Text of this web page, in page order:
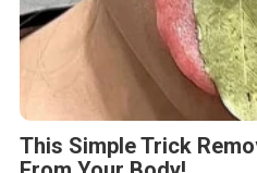
This Simple Trick